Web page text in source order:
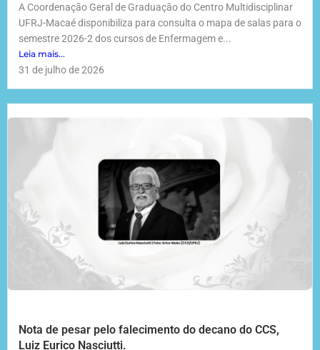
A Coordenação Geral de Graduação do Centro Multidisciplinar
UFRJ-Macaé disponibiliza para consulta o mapa de salas para o
semestre 2026-2 dos cursos de Enfermagem e...
Leia mais...
31 de julho de 2026
Nota de pesar pelo falecimento do decano do CCS,
Luiz Eurico Nasciutti.